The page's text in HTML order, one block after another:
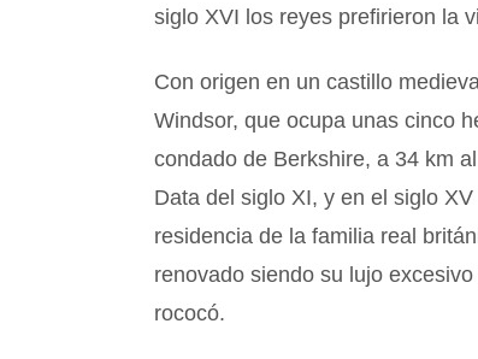
siglo XVI los reyes prefirieron la
Con origen en un castillo
Windsor, que ocupa unas cinco
condado de Berkshire, a 34 km
Data del siglo XI, y en el siglo
residencia de la familia real
renovado siendo su lujo
rococó.